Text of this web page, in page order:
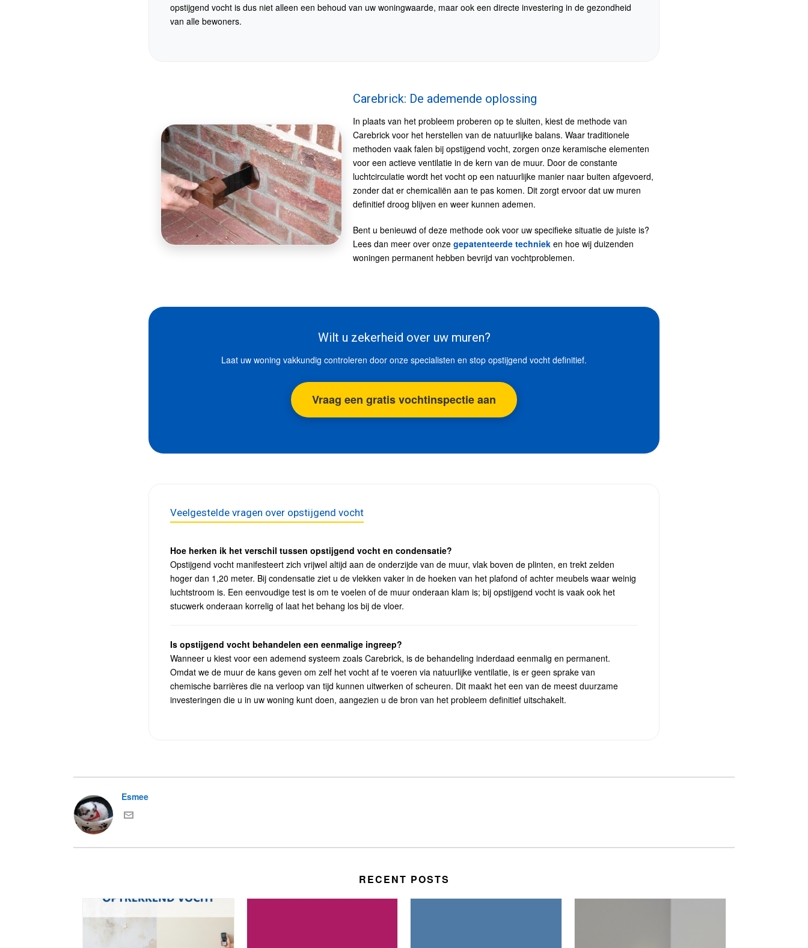
opstijgend vocht is dus niet alleen een behoud van uw woningwaarde, maar ook een directe investering in de gezondheid
van alle bewoners.
Carebrick: De ademende oplossing
In plaats van het probleem proberen op te sluiten, kiest de methode van
Carebrick voor het herstellen van de natuurlijke balans. Waar traditionele
methoden vaak falen bij opstijgend vocht, zorgen onze keramische elementen
voor een actieve ventilatie in de kern van de muur. Door de constante
luchtcirculatie wordt het vocht op een natuurlijke manier naar buiten afgevoerd,
zonder dat er chemicaliën aan te pas komen. Dit zorgt ervoor dat uw muren
definitief droog blijven en weer kunnen ademen.
Bent u benieuwd of deze methode ook voor uw specifieke situatie de juiste is?
Lees dan meer over onze gepatenteerde techniek en hoe wij duizenden
woningen permanent hebben bevrijd van vochtproblemen.
Wilt u zekerheid over uw muren?
Laat uw woning vakkundig controleren door onze specialisten en stop opstijgend vocht definitief.
Vraag een gratis vochtinspectie aan
Veelgestelde vragen over opstijgend vocht
Hoe herken ik het verschil tussen opstijgend vocht en condensatie?
Opstijgend vocht manifesteert zich vrijwel altijd aan de onderzijde van de muur, vlak boven de plinten, en trekt zelden
hoger dan 1,20 meter. Bij condensatie ziet u de vlekken vaker in de hoeken van het plafond of achter meubels waar weinig
luchtstroom is. Een eenvoudige test is om te voelen of de muur onderaan klam is; bij opstijgend vocht is vaak ook het
stucwerk onderaan korrelig of laat het behang los bij de vloer.
Is opstijgend vocht behandelen een eenmalige ingreep?
Wanneer u kiest voor een ademend systeem zoals Carebrick, is de behandeling inderdaad eenmalig en permanent.
Omdat we de muur de kans geven om zelf het vocht af te voeren via natuurlijke ventilatie, is er geen sprake van
chemische barrières die na verloop van tijd kunnen uitwerken of scheuren. Dit maakt het een van de meest duurzame
investeringen die u in uw woning kunt doen, aangezien u de bron van het probleem definitief uitschakelt.
Esmee
RECENT POSTS